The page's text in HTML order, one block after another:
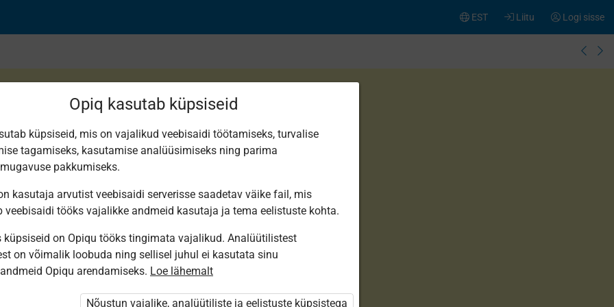
Logi sisse
Liitu
EST
ole Opiqusse sisse logitud.
paketi „Erakasutaja 2024/25”
Opiq kasutab küpsiseid
küpsiseid, mis on vajalikud veebisaidi töötamiseks, turvalise
tagamiseks, kasutamise analüüsimiseks ning parima
pakkumiseks.
kasutaja arvutist veebisaidi serverisse saadetav väike fail, mis
veebisaidi tööks vajalikke andmeid kasutaja ja tema eelistuste kohta.
küpsiseid on Opiqu tööks tingimata vajalikud. Analüütilistest
on võimalik loobuda ning sellisel juhul ei kasutata sinu
Opiqu arendamiseks. Loe lähemalt
Nõustun vajalike, analüütiliste ja eelistuste küpsistega